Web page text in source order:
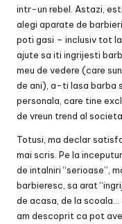
intr-un rebel. Astazi,
alegi aparate de
poti gasi – inclusiv tot
ajute sa iti ingrijesti
meu de vedere (care
de ani), a-ti lasa barba
personala, care tine
de vreun trend al
Totusi, ma declar
mai scris. Pe la
de intalniri “serioase”,
barbieresc, sa arat
de acasa, de la
am descoprit ca pot